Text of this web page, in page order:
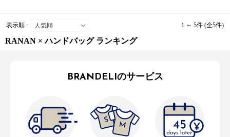
表示順 : 1 ～ 5件 (全5件)
RANAN × ハンドバッグ ランキング
BRANDELIのサービス